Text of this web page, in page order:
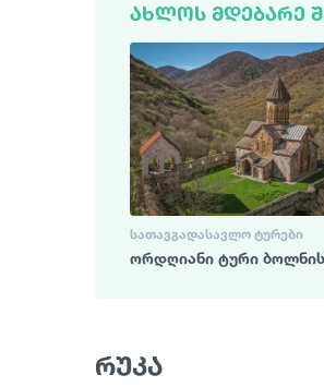
ᲐᲮᲚᲝᲡ ᲛᲓᲔᲑᲐᲠᲔ
ᲡᲐᲗᲐᲕᲒᲐᲓᲐᲡᲐᲕᲚᲝ ᲢᲣᲠᲔᲑᲘ
ორდღიანი ტური
რუკა